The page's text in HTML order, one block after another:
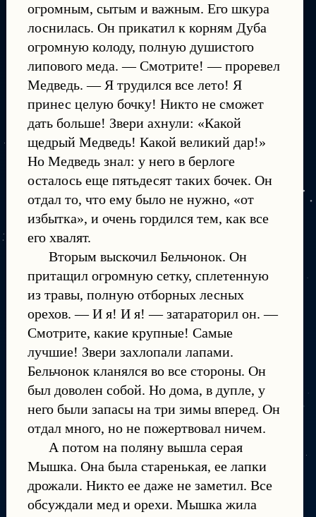
огромным, сытым и важным. Его шкура
лоснилась. Он прикатил к корням Дуба
огромную колоду, полную душистого
липового меда. — Смотрите! — проревел
Медведь. — Я трудился все лето! Я
принес целую бочку! Никто не сможет
дать больше! Звери ахнули: «Какой
щедрый Медведь! Какой великий дар!»
Но Медведь знал: у него в берлоге
осталось еще пятьдесят таких бочек. Он
отдал то, что ему было не нужно, «от
избытка», и очень гордился тем, как все
его хвалят.
Вторым выскочил Бельчонок. Он
притащил огромную сетку, сплетенную
из травы, полную отборных лесных
орехов. — И я! И я! — затараторил он. —
Смотрите, какие крупные! Самые
лучшие! Звери захлопали лапами.
Бельчонок кланялся во все стороны. Он
был доволен собой. Но дома, в дупле, у
него были запасы на три зимы вперед. Он
отдал много, но не пожертвовал ничем.
А потом на поляну вышла серая
Мышка. Она была старенькая, ее лапки
дрожали. Никто ее даже не заметил. Все
обсуждали мед и орехи. Мышка жила